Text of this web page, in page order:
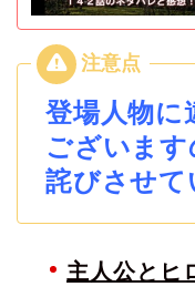
登場人物に
ございま
詫びさせて
主人公とヒ